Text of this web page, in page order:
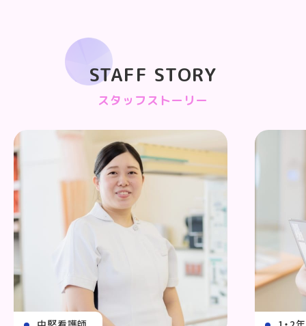
STAFF STORY
スタッフストーリー